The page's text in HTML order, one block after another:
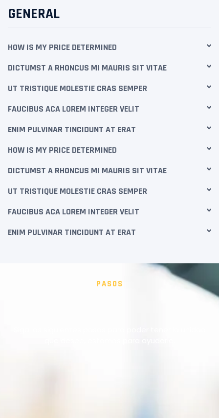
GENERAL
HOW IS MY PRICE DETERMINED
DICTUMST A RHONCUS MI MAURIS SIT VITAE
UT TRISTIQUE MOLESTIE CRAS SEMPER
FAUCIBUS ACA LOREM INTEGER VELIT
ENIM PULVINAR TINCIDUNT AT ERAT
HOW IS MY PRICE DETERMINED
DICTUMST A RHONCUS MI MAURIS SIT VITAE
UT TRISTIQUE MOLESTIE CRAS SEMPER
FAUCIBUS ACA LOREM INTEGER VELIT
ENIM PULVINAR TINCIDUNT AT ERAT
PASOS